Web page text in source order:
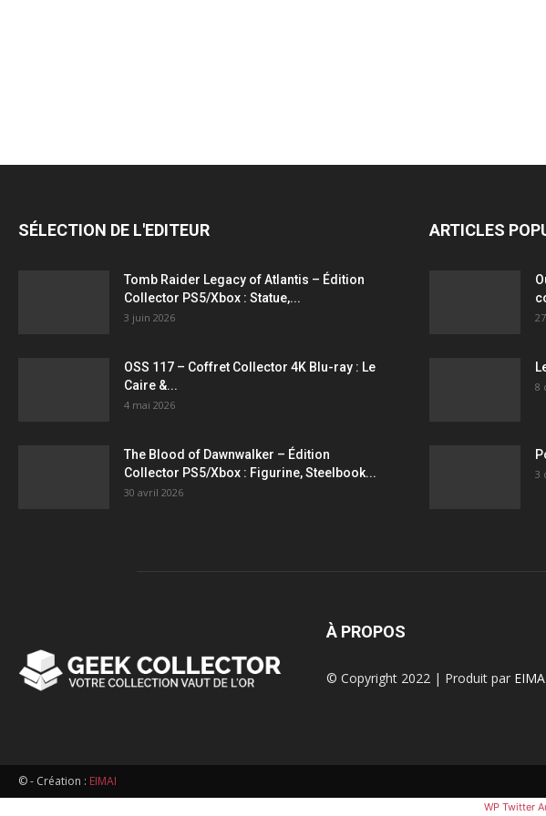
statuettes
SÉLECTION DE L'EDITEUR
Tomb Raider Legacy of Atlantis – Édition
Collector PS5/Xbox : Statue,...
3 juin 2026
OSS 117 – Coffret Collector 4K Blu-ray : Le
Caire &...
4 mai 2026
The Blood of Dawnwalker – Édition
Collector PS5/Xbox : Figurine, Steelbook...
30 avril 2026
ARTICLES
8
3
À PROPOS
© Copyright 2022 | Produit par
© - Création : EIMAI
WP Twitter